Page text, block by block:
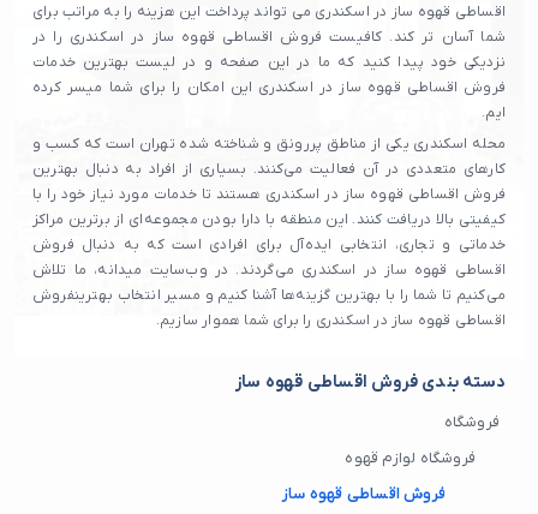
اقساطی قهوه ساز در اسکندری می تواند پرداخت این هزینه را به مراتب برای
شما آسان تر کند. کافیست فروش اقساطی قهوه ساز در اسکندری را در
نزدیکی خود پیدا کنید که ما در این صفحه و در لیست بهترین خدمات
فروش اقساطی قهوه ساز در اسکندری این امکان را برای شما میسر کرده
ایم.
محله اسکندری یکی از مناطق پررونق و شناخته شده تهران است که کسب و
کارهای متعددی در آن فعالیت می‌کنند. بسیاری از افراد به دنبال بهترین
فروش اقساطی قهوه ساز در اسکندری هستند تا خدمات مورد نیاز خود را با
کیفیتی بالا دریافت کنند. این منطقه با دارا بودن مجموعه‌ای از برترین مراکز
خدماتی و تجاری، انتخابی ایده‌آل برای افرادی است که به دنبال فروش
اقساطی قهوه ساز در اسکندری می‌گردند. در وب‌سایت میدانه، ما تلاش
می‌کنیم تا شما را با بهترین گزینه‌ها آشنا کنیم و مسیر انتخاب بهترینفروش
اقساطی قهوه ساز در اسکندری را برای شما هموار سازیم.
دسته بندی فروش اقساطی قهوه ساز
فروشگاه
فروشگاه لوازم قهوه
فروش اقساطی قهوه ساز